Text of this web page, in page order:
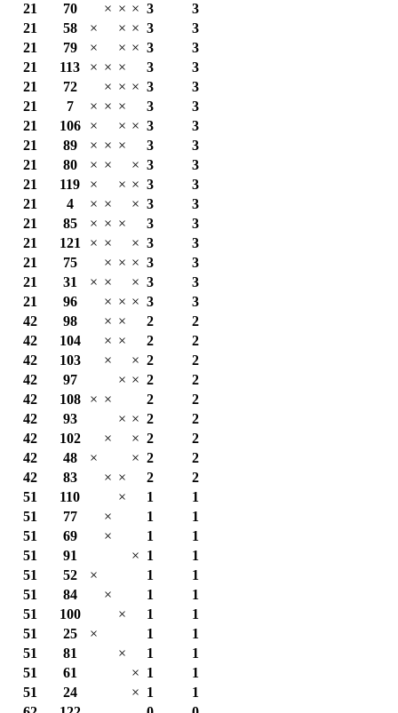
21
70 × × × 3
3
21
58 × × × 3
3
21
79 × × × 3
3
21
113 × × × 3
3
21
72 × × × 3
3
21
7 × × × 3
3
21
106 × × × 3
3
21
89 × × × 3
3
21
80 × × × 3
3
21
119 × × × 3
3
21
4 × × × 3
3
21
85 × × × 3
3
21
121 × × × 3
3
21
75 × × × 3
3
21
31 × × × 3
3
21
96 × × × 3
3
42
98 × × 2
2
42
104 × × 2
2
42
103 × × 2
2
42
97 × × 2
2
42
108 × × 2
2
42
93 × × 2
2
42
102 × × 2
2
42
48 × × 2
2
42
83 × × 2
2
51
110 × 1
1
51
77 × 1
1
51
69 × 1
1
51
91 × 1
1
51
52 × 1
1
51
84 × 1
1
51
100 × 1
1
51
25 × 1
1
51
81 × 1
1
51
61 × 1
1
51
24 × 1
1